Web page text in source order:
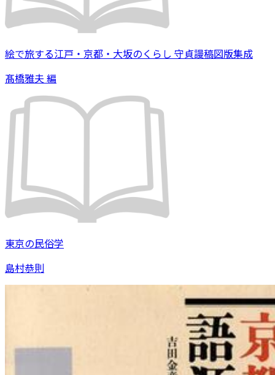
絵で旅する江戸・京都・大坂のくらし 守貞謾稿図版集成
髙橋雅夫 編
東京の民俗学
島村恭則